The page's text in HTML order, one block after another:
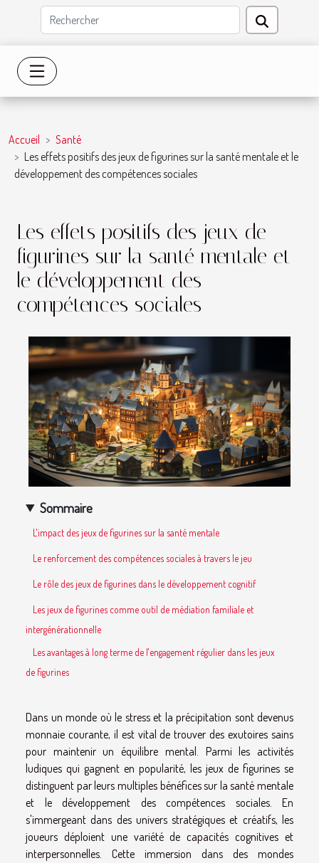
Accueil
Santé
Les effets positifs des jeux de figurines sur la santé mentale et le
développement des compétences sociales
Les effets positifs des jeux de
figurines sur la santé mentale et
le développement des
compétences sociales
Sommaire
L'impact des jeux de figurines sur la santé mentale
Le renforcement des compétences sociales à travers le jeu
Le rôle des jeux de figurines dans le développement cognitif
Les jeux de figurines comme outil de médiation familiale et
intergénérationnelle
Les avantages à long terme de l'engagement régulier dans les jeux
de figurines
Dans un monde où le stress et la précipitation sont devenus
monnaie courante, il est vital de trouver des exutoires sains
pour maintenir un équilibre mental. Parmi les activités
ludiques qui gagnent en popularité, les jeux de figurines se
distinguent par leurs multiples bénéfices sur la santé mentale
et le développement des compétences sociales. En
s'immergeant dans des univers stratégiques et créatifs, les
joueurs déploient une variété de capacités cognitives et
interpersonnelles. Cette immersion dans des mondes